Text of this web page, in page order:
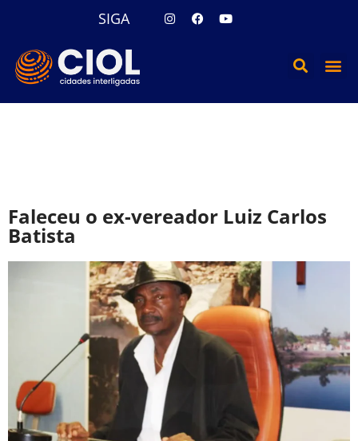
SIGA
Faleceu o ex-vereador Luiz Carlos
Batista